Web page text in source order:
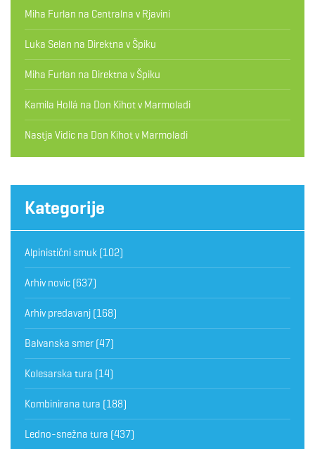
Miha Furlan na Centralna v Rjavini
Luka Selan na Direktna v Špiku
Miha Furlan na Direktna v Špiku
Kamila Hollá na Don Kihot v Marmoladi
Nastja Vidic na Don Kihot v Marmoladi
Kategorije
Alpinistični smuk (102)
Arhiv novic (637)
Arhiv predavanj (168)
Balvanska smer (47)
Kolesarska tura (14)
Kombinirana tura (188)
Ledno-snežna tura (437)